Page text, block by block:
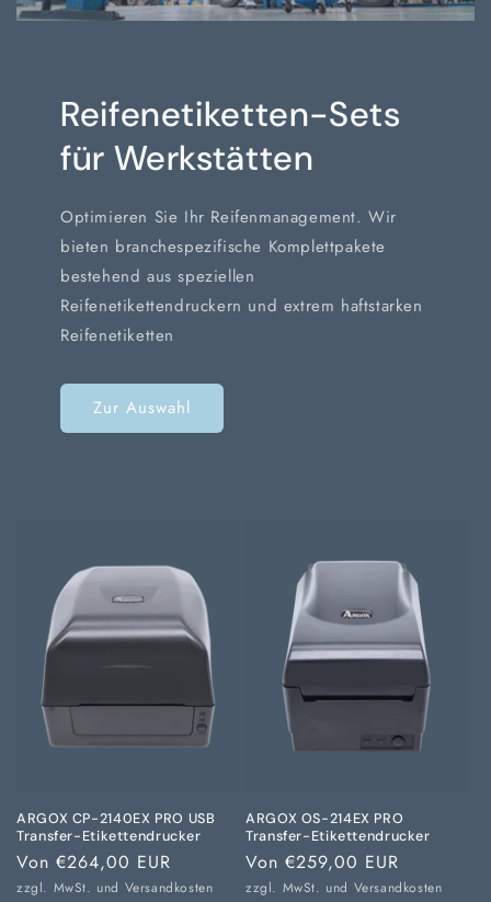
Reifenetiketten-Sets
für Werkstätten
Optimieren Sie Ihr Reifenmanagement. Wir
bieten branchespezifische Komplettpakete
bestehend aus speziellen
Reifenetikettendruckern und extrem haftstarken
Reifenetiketten
Zur Auswahl
ARGOX CP-2140EX PRO USB
Transfer-Etikettendrucker
Normaler
Preis
Von €264,00 EUR
zzgl. MwSt. und Versandkosten
ARGOX OS-214EX PRO
Transfer-Etikettendrucker
Normaler
Preis
Von €259,00 EUR
zzgl. MwSt. und Versandkosten